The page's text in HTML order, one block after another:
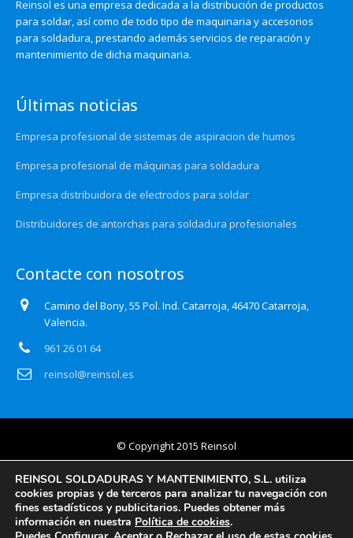
Reinsol es una empresa dedicada a la distribución de productos
para soldar, así como de todo tipo de maquinaria y accesorios
para soldadura, prestando además servicios de reparación y
mantenimiento de dicha maquinaria.
Últimas noticias
Empresa profesional de sistemas de aspiracion de humos
Empresa profesional de máquinas para soldadura
Empresa distribuidora de electrodos para soldar
Distribuidores de antorchas para soldadura profesionales
Contacte con nosotros
Camino del Bony, 55 Pol. Ind. Catarroja, 46470 Catarroja,
Valencia.
961 26 01 64
reinsol@reinsol.es
© Copyright 2015 Reinsol
Aviso legal
Política de privacidad
Certificado Auditoría Web
REINSOL SOLDADURAS Y MANTENIMIENTO, S.L. utiliza
cookies propias y de terceros para analizar tu navegación con
fines estadísticos y publicitarios. Puedes obtener más
información en nuestra Política de cookies.